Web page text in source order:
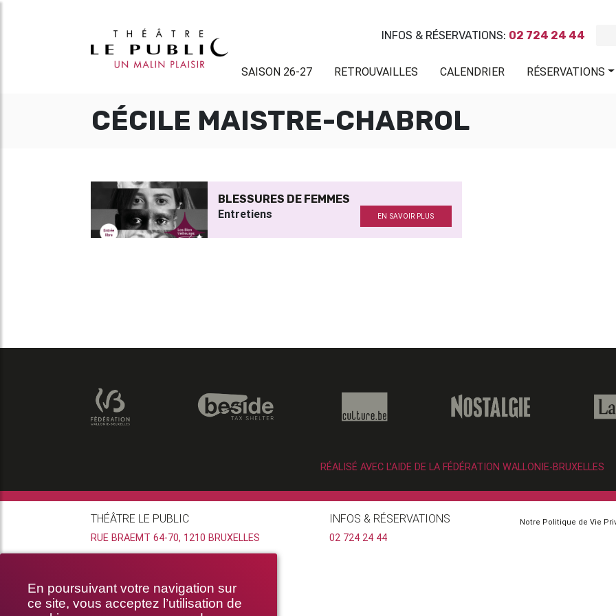
En poursuivant votre navigation sur
ce site, vous acceptez l’utilisation de
INFOS & RÉSERVATIONS: 02 724 24 44
SAISON 26-27 RETROUVAILLES CALENDRIER RÉSERVATIONS
CÉCILE MAISTRE-CHABROL
BLESSURES DE FEMMES
Entretiens EN SAVOIR PLUS
RÉALISÉ AVEC L’AIDE DE LA FÉDÉRATION WALLONIE-BRUXELLES
THÉÂTRE LE PUBLIC
RUE BRAEMT 64-70, 1210 BRUXELLES
INFOS & RÉSERVATIONS
02 724 24 44
Notre Politique de Vie